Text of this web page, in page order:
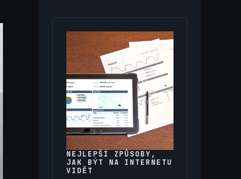
NEJLEPŠÍ ZPŮSOBY,
JAK BÝT NA INTERNETU
VIDĚT